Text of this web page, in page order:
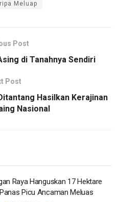
Meluap
Post
di Tanahnya Sendiri
Post
Hasilkan Kerajinan
Nasional
Raya Hanguskan 17 Hektare
Picu Ancaman Meluas